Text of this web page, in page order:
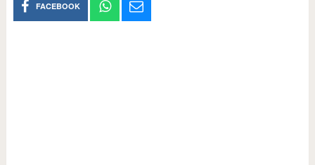
FACEBOOK